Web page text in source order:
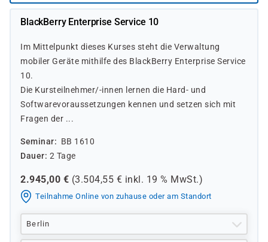
BlackBerry Enterprise Service 10
Im Mittelpunkt dieses Kurses steht die Verwaltung
mobiler Geräte mithilfe des BlackBerry Enterprise Service
10.
Die Kursteilnehmer/-innen lernen die Hard- und
Softwarevoraussetzungen kennen und setzen sich mit
Fragen der ...
Seminar
BB 1610
Dauer 2 Tage
2.945,00 € (3.504,55 € inkl. 19 % MwSt.)
Teilnahme Online von zuhause oder am Standort
Berlin